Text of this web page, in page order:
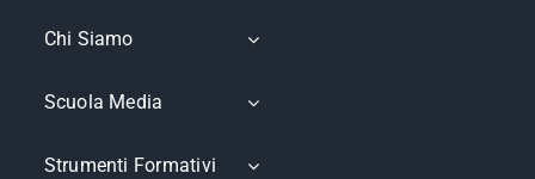
Chi Siamo
Scuola Media
Strumenti Formativi